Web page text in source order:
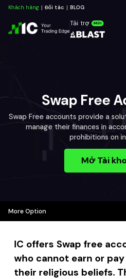
Khách hàng Đối tác BLOG
Tài trợ Mới
Swap Free
Swap Free accounts provide a
manage their finances in
prohibitions on
Mở Tài
More Option
IC offers Swap free
who cannot earn or
their religious beliefs.